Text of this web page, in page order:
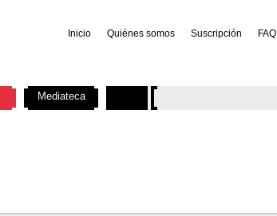
Inicio Quiénes somos Suscripción FAQ
Mediateca